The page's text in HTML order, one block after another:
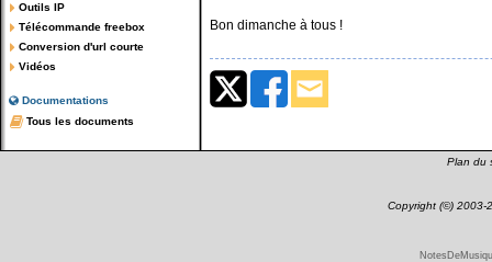
Outils IP
Télécommande freebox
Conversion d'url courte
Vidéos
Documentations
Tous les documents
Bon dimanche à tous !
Plan du
Copyright (©) 2003-